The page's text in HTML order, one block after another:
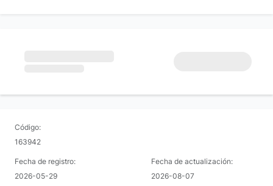
Código:
163942
Fecha de registro:
2026-05-29
Fecha de actualización:
2026-08-07